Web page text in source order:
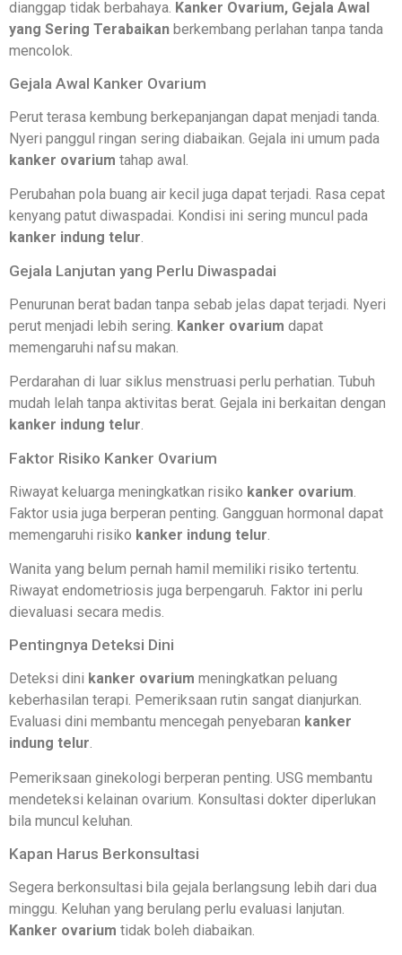
dianggap tidak berbahaya. Kanker Ovarium, Gejala Awal
yang Sering Terabaikan berkembang perlahan tanpa tanda
mencolok.
Gejala Awal Kanker Ovarium
Perut terasa kembung berkepanjangan dapat menjadi tanda.
Nyeri panggul ringan sering diabaikan. Gejala ini umum pada
kanker ovarium tahap awal.
Perubahan pola buang air kecil juga dapat terjadi. Rasa cepat
kenyang patut diwaspadai. Kondisi ini sering muncul pada
kanker indung telur.
Gejala Lanjutan yang Perlu Diwaspadai
Penurunan berat badan tanpa sebab jelas dapat terjadi. Nyeri
perut menjadi lebih sering. Kanker ovarium dapat
memengaruhi nafsu makan.
Perdarahan di luar siklus menstruasi perlu perhatian. Tubuh
mudah lelah tanpa aktivitas berat. Gejala ini berkaitan dengan
kanker indung telur.
Faktor Risiko Kanker Ovarium
Riwayat keluarga meningkatkan risiko kanker ovarium
Faktor usia juga berperan penting. Gangguan hormonal dapat
memengaruhi risiko kanker indung telur
Wanita yang belum pernah hamil memiliki risiko tertentu.
Riwayat endometriosis juga berpengaruh. Faktor ini perlu
dievaluasi secara medis.
Pentingnya Deteksi Dini
Deteksi dini kanker ovarium meningkatkan peluang
keberhasilan terapi. Pemeriksaan rutin sangat dianjurkan.
Evaluasi dini membantu mencegah penyebaran kanker
indung telur.
Pemeriksaan ginekologi berperan penting. USG membantu
mendeteksi kelainan ovarium. Konsultasi dokter diperlukan
bila muncul keluhan.
Kapan Harus Berkonsultasi
Segera berkonsultasi bila gejala berlangsung lebih dari dua
minggu. Keluhan yang berulang perlu evaluasi lanjutan.
Kanker ovarium tidak boleh diabaikan.